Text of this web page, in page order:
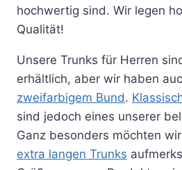
hochwertig sind. Wir legen
Qualität!
Unsere Trunks für Herren
erhältlich, aber wir haben
zweifarbigem Bund.
sind jedoch eines unserer
Ganz besonders möchten
extra langen Trunks